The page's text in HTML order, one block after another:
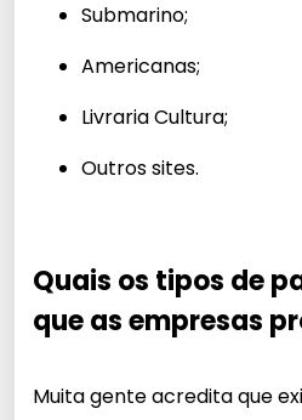
Submarino;
Americanas;
Livraria Cultura;
Outros sites.
Quais os tipos de
que as empresas
Muita gente acredita que